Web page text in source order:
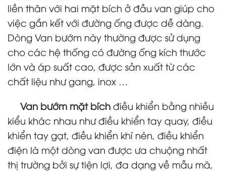
liền thân với hai mặt bích ở đầu van giúp cho
việc gắn kết với đường ống được dễ dàng.
Dòng Van bướm này thường được sử dụng
cho các hệ thống có đường ống kích thước
lớn và áp suất cao, được sản xuất từ các
chất liệu như gang, inox …
Van bướm mặt bích điều khiển bằng nhiều
kiểu khác nhau như điều khiển tay quay, điều
khiển tay gạt, điều khiển khí nén, điều khiển
điện là một dòng van được ưa chuộng nhất
thị trường bởi sự tiện lợi, đa dạng về mẫu mã,